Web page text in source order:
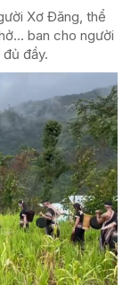
Xơ Đăng, thể
ban cho người
đầy.